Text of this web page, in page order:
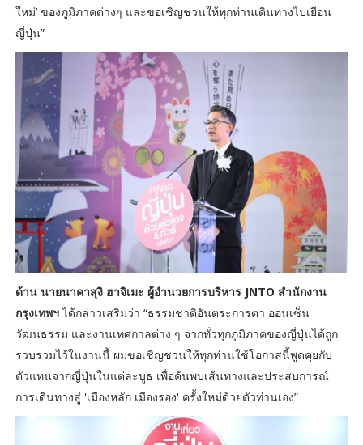
ใหม่’ ของภูมิภาคต่างๆ และขอเชิญชวนให้ทุกท่านเดินทางไปเยือน
ญี่ปุ่น”
ด้าน นายนาคาสุงิ ฮาจิเมะ ผู้อำนวยการบริหาร JNTO สำนักงาน
กรุงเทพฯได้กล่าวเสริมว่า “ธรรมชาติอันตระการตา ออนเซ็น
วัฒนธรรม และงานเทศกาลต่าง ๆ จากทั่วทุกภูมิภาคของญี่ปุ่นได้ถูก
รวบรวมไว้ในงานนี้ ผมขอเชิญชวนให้ทุกท่านใช้โอกาสนี้พูดคุยกับ
ตัวแทนจากญี่ปุ่นในแต่ละบูธ เพื่อค้นพบเส้นทางและประสบการณ์
การเดินทางสู่ 'เมืองหลัก เมืองรอง' ครั้งใหม่ด้วยตัวท่านเอง”